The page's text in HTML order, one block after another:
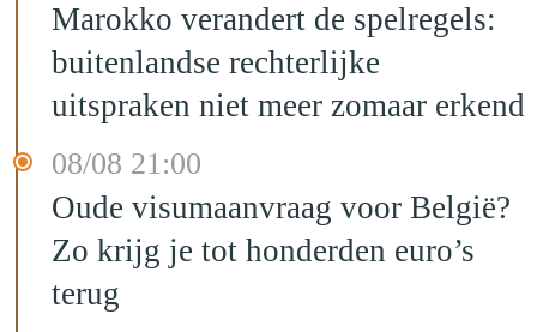
Marokko verandert de spelregels:
buitenlandse rechterlijke
uitspraken niet meer zomaar erkend
08/08 21:00
Oude visumaanvraag voor België?
Zo krijg je tot honderden euro’s
terug